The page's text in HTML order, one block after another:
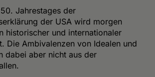
Jahrestages der
der USA wird morgen
historischer und internationaler
Die Ambivalenzen von Idealen und
dabei aber nicht aus der